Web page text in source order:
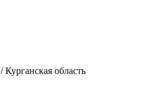
/ Курганская область